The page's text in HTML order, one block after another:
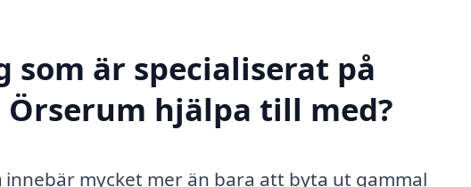
som är specialiserat på
hjälpa till med?
innebär mycket mer än bara att byta ut gammal